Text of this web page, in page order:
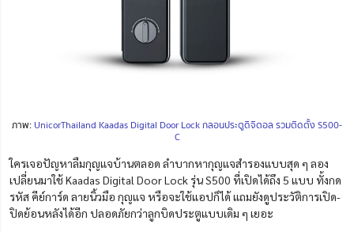
ภาพ: UnicorThailand Kaadas Digital Door Lock กลอนประตูดิจิตอล รวมติดตั้ง S500-
C
ใครเจอปัญหาลืมกุญแจบ้านตลอด ลำบากหากุญแจสำรองแบบสุด ๆ ลอง
เปลี่ยนมาใช้ Kaadas Digital Door Lock รุ่น S500 ที่เปิดได้ถึง 5 แบบ ทั้งกด
รหัส คีย์การ์ด ลายนิ้วมือ กุญแจ หรือจะใช้แอปก็ได้ แถมยังดูประวัติการเปิด-
ปิดย้อนหลังได้อีก ปลอดภัยกว่าลูกบิดประตูแบบเดิม ๆ เยอะ